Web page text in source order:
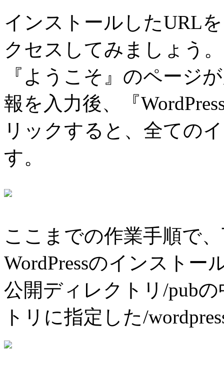
インストールしたURL
クセスしてみましょう。
『ようこそ』のページ
報を入力後、『
リックすると、全ての
す。
ここまでの作業手順で
WordPressのインストー
公開ディレクトリ/pub
トリに指定した/